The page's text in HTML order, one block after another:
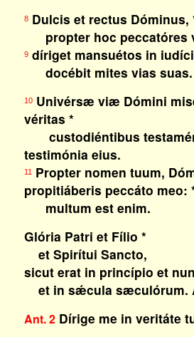
8Dulcis et rectus Dóminus,
propter hoc peccatóres
9díriget mansuétos in
docébit mites vias suas.
10Univérsæ viæ Dómini
véritas *
custodiéntibus
testimónia eius.
11Propter nomen tuum,
propitiáberis peccáto meo:
multum est enim.
Glória Patri et Fílio *
et Spirítui Sancto,
sicut erat in princípio et
et in sǽcula sæculórum.
Ant. 2Dírige me in veritáte